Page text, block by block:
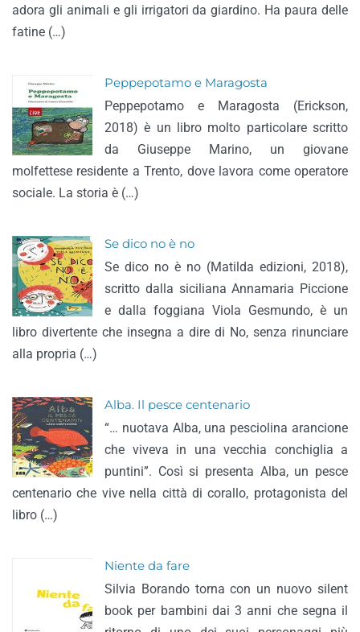
adora gli animali e gli irrigatori da giardino. Ha paura delle
fatine (…)
Peppepotamo e Maragosta
Peppepotamo e Maragosta (Erickson,
2018) è un libro molto particolare scritto
da Giuseppe Marino, un giovane
molfettese residente a Trento, dove lavora come operatore
sociale. La storia è (…)
Se dico no è no
Se dico no è no (Matilda edizioni, 2018),
scritto dalla siciliana Annamaria Piccione
e dalla foggiana Viola Gesmundo, è un
libro divertente che insegna a dire di No, senza rinunciare
alla propria (…)
Alba. Il pesce centenario
“… nuotava Alba, una pesciolina arancione
che viveva in una vecchia conchiglia a
puntini”. Così si presenta Alba, un pesce
centenario che vive nella città di corallo, protagonista del
libro (…)
Niente da fare
Silvia Borando torna con un nuovo silent
book per bambini dai 3 anni che segna il